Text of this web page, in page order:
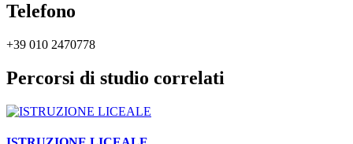
Telefono
+39 010 2470778
Percorsi di studio correlati